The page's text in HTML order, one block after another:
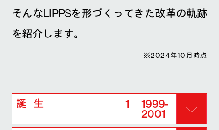
そんなLIPPSを形づくってきた改革の軌跡
を紹介します。
※2024年10月時点
誕 生 1
1999-
2001